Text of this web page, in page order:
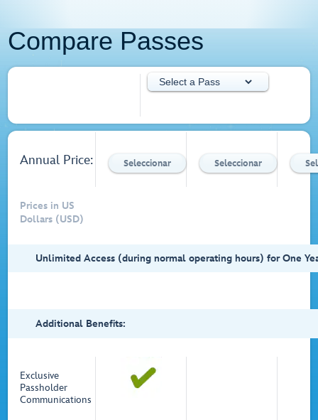
Compare Passes
Types of Passes 1
Types of Prices and Destinations
Annual Price:
Seleccionar Seleccionar
Prices in US
Dollars (USD)
Unlimited Access (during normal operating hours) for One
Additional Benefits:
Exclusive
Passholder
Communications